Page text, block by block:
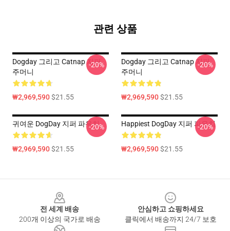
관련 상품
Dogday 그리고 Catnap 지퍼
주머니
₩2,969,590$21.55
-20%
Dogday 그리고 Catnap 지퍼
주머니
₩2,969,590$21.55
-20%
귀여운 DogDay 지퍼 파우치
₩2,969,590$21.55
-20% Happiest DogDay 지퍼 파우치
₩2,969,590$21.55
-20%
전 세계 배송
200개 이상의 국가로 배송
안심하고 쇼핑하세요
클릭에서 배송까지 24/7 보호